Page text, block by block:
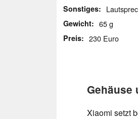
Sonstiges
Gewicht 65 g
Preis 230 Euro
Gehäuse
Xiaomi setzt